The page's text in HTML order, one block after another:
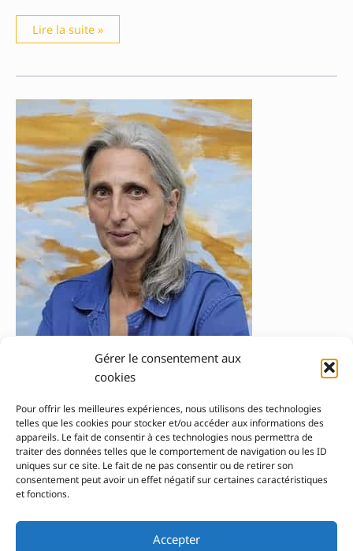
Gérer le consentement aux
cookies
Pour offrir les meilleures expériences, nous utilisons des technologies
telles que les cookies pour stocker et/ou accéder aux informations des
appareils. Le fait de consentir à ces technologies nous permettra de
traiter des données telles que le comportement de navigation ou les ID
uniques sur ce site. Le fait de ne pas consentir ou de retirer son
consentement peut avoir un effet négatif sur certaines caractéristiques
et fonctions.
Accepter
Au
fil
Lire la suite »
Andréadis Ianna
© 2026 Le Lab'Albums